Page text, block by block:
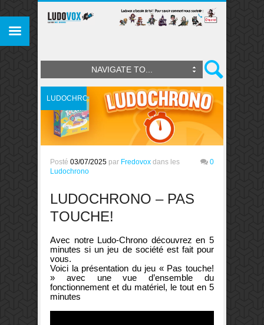
NAVIGATE TO...
LUDOCHRONO
Posté 03/07/2025 par Fredovox dans les
Ludochrono
0
LUDOCHRONO – PAS
TOUCHE!
Avec notre Ludo-Chrono découvrez en 5
minutes si un jeu de société est fait pour
vous.
Voici la présentation du jeu « Pas touche!
» avec une vue d’ensemble du
fonctionnement et du matériel, le tout en 5
minutes